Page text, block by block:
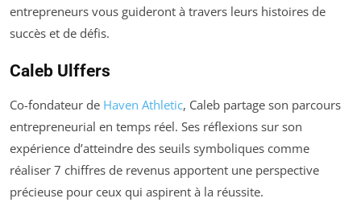
entrepreneurs vous guideront à travers leurs histoires de
succès et de défis.
Caleb Ulffers
Co-fondateur de Haven Athletic, Caleb partage son parcours
entrepreneurial en temps réel. Ses réflexions sur son
expérience d’atteindre des seuils symboliques comme
réaliser 7 chiffres de revenus apportent une perspective
précieuse pour ceux qui aspirent à la réussite.